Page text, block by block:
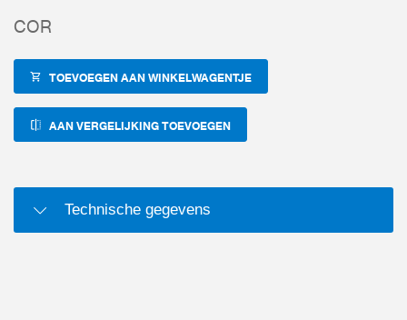
COR
TOEVOEGEN AAN WINKELWAGENTJE
AAN VERGELIJKING TOEVOEGEN
Technische gegevens